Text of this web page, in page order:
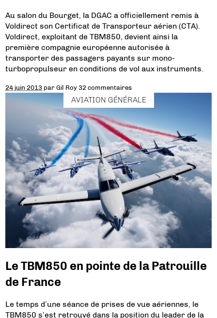
Au salon du Bourget, la DGAC a officiellement remis à
Voldirect son Certificat de Transporteur aérien (CTA).
Voldirect, exploitant de TBM850, devient ainsi la
première compagnie européenne autorisée à
transporter des passagers payants sur mono-
turbopropulseur en conditions de vol aux instruments.
24 juin 2013 parGil Roy 32 commentaires
AVIATION GÉNÉRALE
Le TBM850 en pointe de la Patrouille
de France
Le temps d’une séance de prises de vue aériennes, le
TBM850 s’est retrouvé dans la position du leader de la